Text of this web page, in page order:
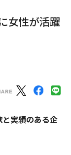
女性が活躍
実績のある企